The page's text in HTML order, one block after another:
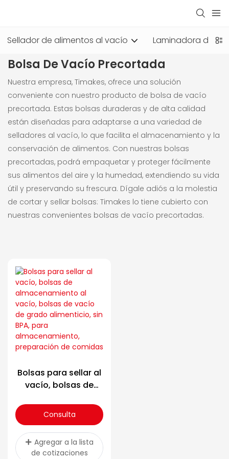
Sellador de alimentos al vacío Laminadora de
Bolsa De Vacío Precortada
Nuestra empresa, Timakes, ofrece una solución
conveniente con nuestro producto de bolsa de vacío
precortada. Estas bolsas duraderas y de alta calidad
están diseñadas para adaptarse a una variedad de
selladores al vacío, lo que facilita el almacenamiento y la
conservación de alimentos. Con nuestras bolsas
precortadas, podrá empaquetar y proteger fácilmente
sus alimentos del aire y la humedad, extendiendo su vida
útil y preservando su frescura. Dígale adiós a la molestia
de cortar y sellar bolsas: Timakes lo tiene cubierto con
nuestras convenientes bolsas de vacío precortadas.
Bolsas para sellar al
vacío, bolsas de
vacío, bolsas de
alimenticio, sin BPA,
para
Consulta
Agregar a la lista
de cotizaciones